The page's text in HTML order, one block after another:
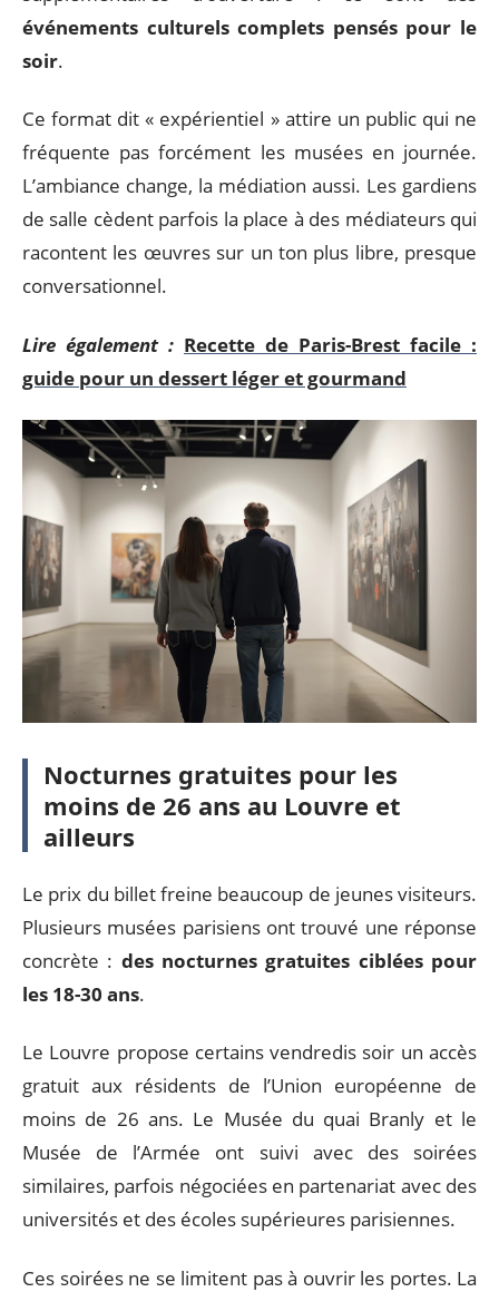
événements culturels complets pensés pour le
soir.
Ce format dit « expérientiel » attire un public qui ne
fréquente pas forcément les musées en journée.
L’ambiance change, la médiation aussi. Les gardiens
de salle cèdent parfois la place à des médiateurs qui
racontent les œuvres sur un ton plus libre, presque
conversationnel.
Lire également : Recette de Paris-Brest facile :
guide pour un dessert léger et gourmand
Nocturnes gratuites pour les
moins de 26 ans au Louvre et
ailleurs
Le prix du billet freine beaucoup de jeunes visiteurs.
Plusieurs musées parisiens ont trouvé une réponse
concrète : des nocturnes gratuites ciblées pour
les 18-30 ans.
Le Louvre propose certains vendredis soir un accès
gratuit aux résidents de l’Union européenne de
moins de 26 ans. Le Musée du quai Branly et le
Musée de l’Armée ont suivi avec des soirées
similaires, parfois négociées en partenariat avec des
universités et des écoles supérieures parisiennes.
Ces soirées ne se limitent pas à ouvrir les portes. La